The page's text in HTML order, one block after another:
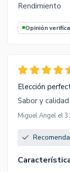
Rendimiento
Opinión
Elección
Sabor y
Miguel Angel el